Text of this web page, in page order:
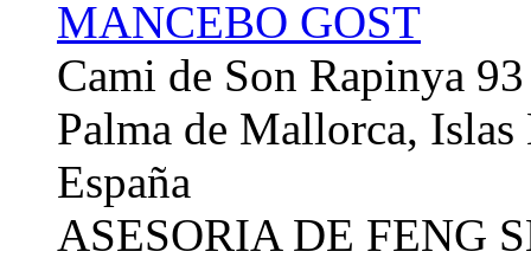
MANCEBO GOST
Cami de Son Rapinya 93
Palma de Mallorca, Islas
España
ASESORIA DE FENG